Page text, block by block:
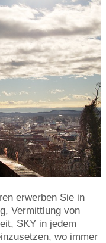
erwerben Sie in
Vermittlung von
SKY in jedem
wo immer